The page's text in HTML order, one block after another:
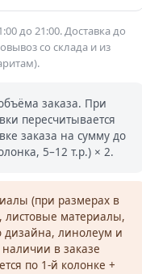
до 21:00. Доставка до
со склада и из
заказа. При
пересчитывается
заказа на сумму до
5–12 т.р.) × 2.
(при размерах в
листовые материалы,
дизайна, линолеум и
в заказе
по 1-й колонке +